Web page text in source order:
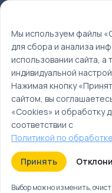
Мы используем файлы
для сбора и анализа
использовании сайта, а
индивидуальной
Нажимая кнопку
сайтом, вы
«Cookies» и обработку
соответствии с
Политикой по
Принять
Выбор можно изменить,